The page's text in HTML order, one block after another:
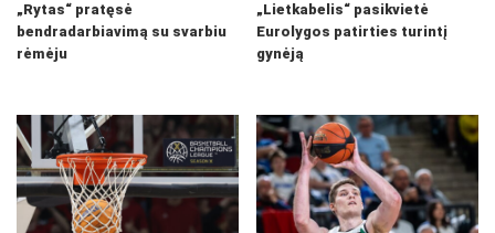
„Rytas“ pratęsė
bendradarbiavimą su svarbiu
rėmėju
„Lietkabelis“ pasikvietė
Eurolygos patirties turintį
gynėją